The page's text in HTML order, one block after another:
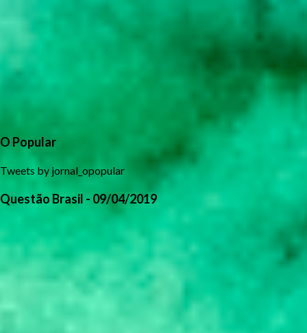
O Popular
Tweets by jornal_opopular
Questão Brasil - 09/04/2019